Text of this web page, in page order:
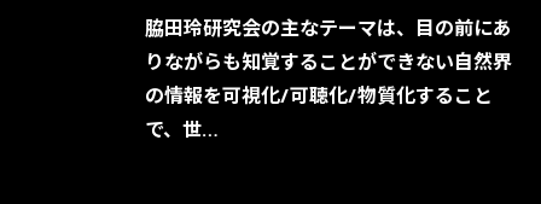
脇田玲研究会の主なテーマは、目の前にあ
りながらも知覚することができない自然界
の情報を可視化/可聴化/物質化すること
で、世…